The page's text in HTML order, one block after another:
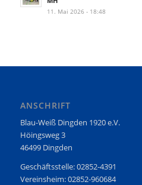
11. Mai 2026 - 18:48
ANSCHRIFT
Blau-Weiß Dingden 1920 e.V.
Höingsweg 3
46499 Dingden
Geschäftsstelle: 02852-4391
Vereinsheim: 02852-960684